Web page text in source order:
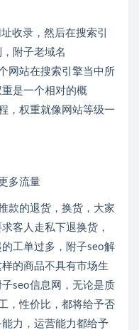
收录，然后在搜索引
，附子老域名
站在搜索引擎当中所
重是一个相对的概
教程，权重就像网站等级一
更多流量
的退货，换货，大家
人走私下退换货，
工单过多，附子seo解
为这样的商品不具有市场生
附子seo信息网，无论是质
做工，性价比，都将给予否
，运营能力都给予